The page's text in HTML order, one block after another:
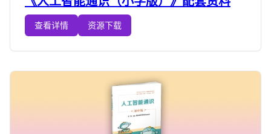
查看详情 资源下载